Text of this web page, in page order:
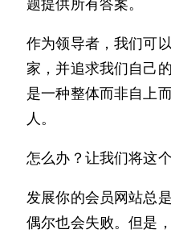
题提供所有答案。
作为领导者，我们可
家，并追求我们自己
是一种整体而非自上
人。
怎么办？让我们将这
发展你的会员网站总
偶尔也会失败。但是